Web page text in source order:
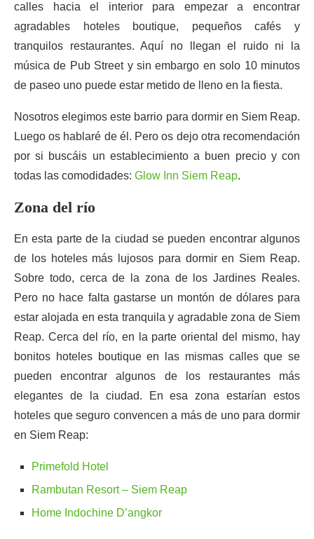
calles hacia el interior para empezar a encontrar
agradables hoteles boutique, pequeños cafés y
tranquilos restaurantes. Aquí no llegan el ruido ni la
música de Pub Street y sin embargo en solo 10 minutos
de paseo uno puede estar metido de lleno en la fiesta.
Nosotros elegimos este barrio para dormir en Siem Reap.
Luego os hablaré de él. Pero os dejo otra recomendación
por si buscáis un establecimiento a buen precio y con
todas las comodidades: Glow Inn Siem Reap.
Zona del río
En esta parte de la ciudad se pueden encontrar algunos
de los hoteles más lujosos para dormir en Siem Reap.
Sobre todo, cerca de la zona de los Jardines Reales.
Pero no hace falta gastarse un montón de dólares para
estar alojada en esta tranquila y agradable zona de Siem
Reap. Cerca del río, en la parte oriental del mismo, hay
bonitos hoteles boutique en las mismas calles que se
pueden encontrar algunos de los restaurantes más
elegantes de la ciudad. En esa zona estarían estos
hoteles que seguro convencen a más de uno para dormir
en Siem Reap:
Primefold Hotel
Rambutan Resort – Siem Reap
Home Indochine D’angkor